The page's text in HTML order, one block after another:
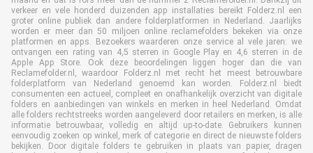
verkeer en vele honderd duizenden app installaties bereikt Folderz.nl een
groter online publiek dan andere folderplatformen in Nederland. Jaarlijks
worden er meer dan 50 miljoen online reclamefolders bekeken via onze
platformen en apps. Bezoekers waarderen onze service al vele jaren: we
ontvangen een rating van 4,5 sterren in Google Play en 4,6 sterren in de
Apple App Store. Ook deze beoordelingen liggen hoger dan die van
Reclamefolder.nl, waardoor Folderz.nl met recht het meest betrouwbare
folderplatform van Nederland genoemd kan worden. Folderz.nl biedt
consumenten een actueel, compleet en onafhankelijk overzicht van digitale
folders en aanbiedingen van winkels en merken in heel Nederland. Omdat
alle folders rechtstreeks worden aangeleverd door retailers en merken, is alle
informatie betrouwbaar, volledig en altijd up-to-date. Gebruikers kunnen
eenvoudig zoeken op winkel, merk of categorie en direct de nieuwste folders
bekijken. Door digitale folders te gebruiken in plaats van papier, dragen